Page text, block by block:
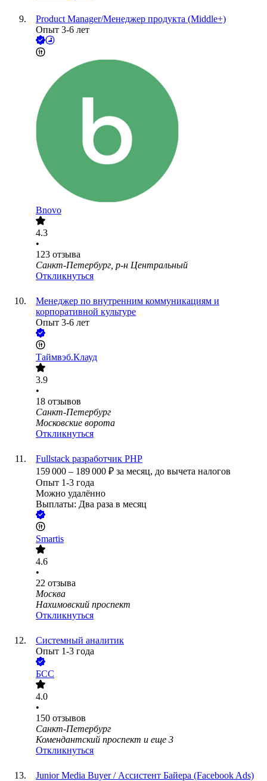
Product Manager/Менеджер продукта (Middle+)
Опыт 3-6 лет
Bnovo
4.3
•
123 отзыва
Санкт-Петербург, р-н Центральный
Откликнуться
Менеджер по внутренним коммуникациям и
корпоративной культуре
Опыт 3-6 лет
Таймвэб.Клауд
3.9
•
18 отзывов
Санкт-Петербург
Московские ворота
Откликнуться
Fullstack разработчик PHP
159 000 – 189 000 ₽ за месяц, до вычета налогов
Опыт 1-3 года
Можно удалённо
Выплаты: Два раза в месяц
Smartis
4.6
•
22 отзыва
Москва
Нахимовский проспект
Откликнуться
Системный аналитик
Опыт 1-3 года
БСС
4.0
•
150 отзывов
Санкт-Петербург
Комендантский проспект и еще 3
Откликнуться
Junior Media Buyer / Ассистент Байера (Facebook Ads)